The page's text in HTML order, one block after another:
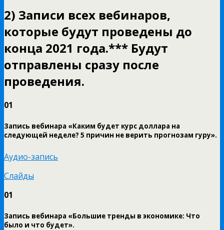
2) Записи всех вебинаров,
которые будут проведены до
конца 2021 года.*** Будут
отправлены сразу после
проведения.
01
Запись вебинара «Каким будет курс доллара на
следующей неделе? 5 причин не верить прогнозам гуру».
Аудио-запись
Слайды
01
Запись вебинара «Большие тренды в экономике: Что
было и что будет».